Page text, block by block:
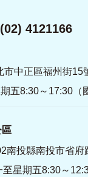
4121166
市中正區福州街15
五8:30～17:30（
區
南投縣南投市省府
至星期五8:30～